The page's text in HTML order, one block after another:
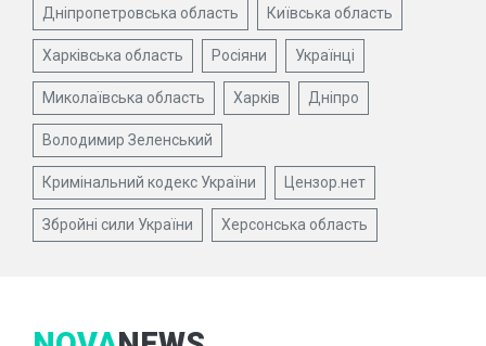
Дніпропетровська область Київська область
Харківська область Росіяни Українці
Миколаївська область Харків Дніпро
Володимир Зеленський
Кримінальний кодекс України Цензор.нет
Збройні сили України Херсонська область